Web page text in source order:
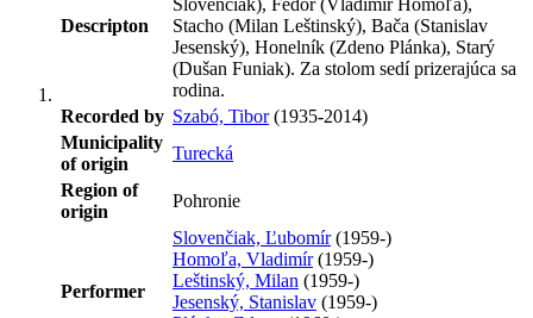
Descripton
Stacho (Milan Leštinský), Bača (Stanislav
Jesenský), Honelník (Zdeno Plánka), Starý
(Dušan Funiak). Za stolom sedí prizerajúca sa
rodina.
Recorded by Szabó, Tibor(1935-2014)
Municipality
of origin
Turecká
Region of
origin
Pohronie
Performer
Slovenčiak, Ľubomír(1959-)
Homoľa, Vladimír(1959-)
Leštinský, Milan (1959-)
Jesenský, Stanislav (1959-)